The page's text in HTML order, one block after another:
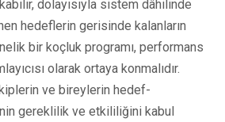
dolayısıyla sistem dâhilinde
hedeflerin gerisinde kalanların
bir koçluk programı, performans
olarak ortaya konmalıdır.
ve bireylerin hedef-
gereklilik ve etkililiğini kabul